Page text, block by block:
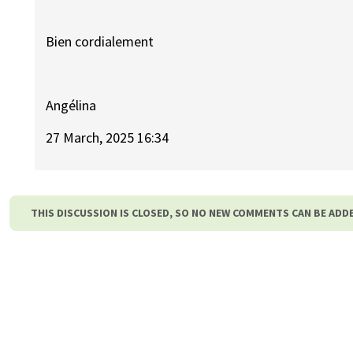
Bien cordialement
Angélina
27 March, 2025 16:34
THIS DISCUSSION IS CLOSED, SO NO NEW COMMENTS CAN BE